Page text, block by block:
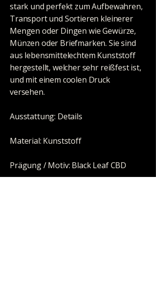
stark und perfekt zum Aufbewahren,
Transport und Sortieren kleinerer
Mengen oder Dingen wie Gewürze,
Münzen oder Briefmarken. Sie sind
aus lebensmittelechtem Kunststoff
hergestellt, welcher sehr reißfest ist,
und mit einem coolen Druck
versehen.
Ausstattung: Details
Material: Kunststoff
Prägung / Motiv: Black Leaf CBD